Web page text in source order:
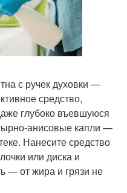
с ручек духовки —
средство,
глубоко въевшуюся
анисовые капли —
Нанесите средство
или диска и
— от жира и грязи не